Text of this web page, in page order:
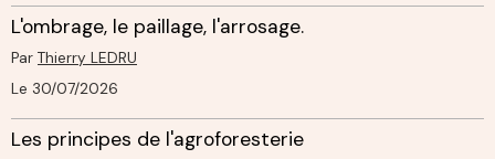
L'ombrage, le paillage, l'arrosage.
Par Thierry LEDRU
Le 30/07/2026
Les principes de l'agroforesterie